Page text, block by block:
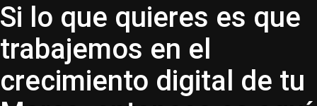
Si lo que quieres es que
trabajemos en el
crecimiento digital de tu